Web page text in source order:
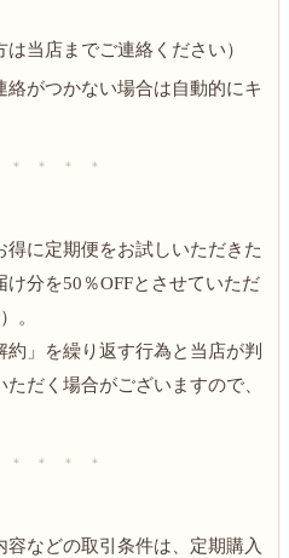
は当店までご連絡ください）
絡がつかない場合は自動的にキ
＊ ＊ ＊ ＊
得に定期便をお試しいただきた
分を50％OFFとさせていただ
。
」を繰り返す行為と当店が判
だく場合がございますので、
＊ ＊ ＊ ＊
などの取引条件は、定期購入